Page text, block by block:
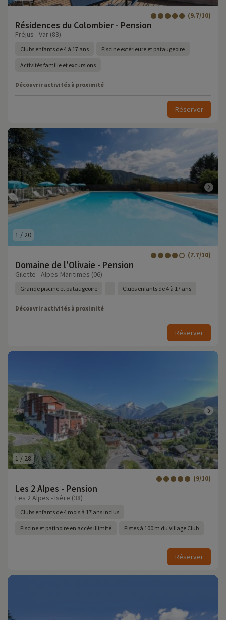
Résidences du Colombier - Pension
(9.7/10)
Fréjus - Var (83)
Clubs enfants de 4 à 17 ans Piscine extérieure et pataugeoire
Activités famille et excursions
Découvrir activités à proximité
Réserver
1 / 20
Domaine de l'Olivaie - Pension
(7.7/10)
Gilette - Alpes-Maritimes (06)
Grande piscine et pataugeoire Clubs enfants de 4 à 17 ans
Découvrir activités à proximité
Réserver
1 / 28
Les 2 Alpes - Pension
(9/10)
Les 2 Alpes - Isère (38)
Clubs enfants de 4 mois à 17 ans inclus
Piscine et patinoire en accès illimité Pistes à 100 m du Village Club
Réserver